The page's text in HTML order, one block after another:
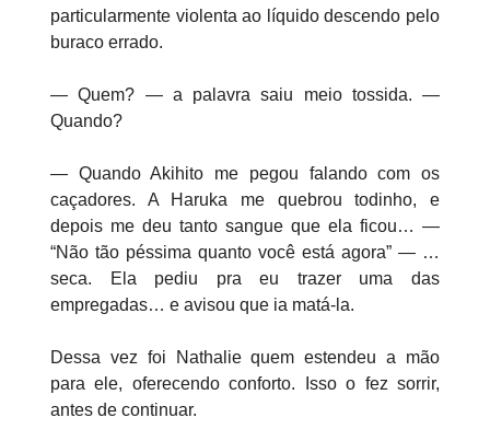
particularmente violenta ao líquido descendo pelo
buraco errado.
— Quem? — a palavra saiu meio tossida. —
Quando?
— Quando Akihito me pegou falando com os
caçadores. A Haruka me quebrou todinho, e
depois me deu tanto sangue que ela ficou… —
“Não tão péssima quanto você está agora” — …
seca. Ela pediu pra eu trazer uma das
empregadas… e avisou que ia matá-la.
Dessa vez foi Nathalie quem estendeu a mão
para ele, oferecendo conforto. Isso o fez sorrir,
antes de continuar.